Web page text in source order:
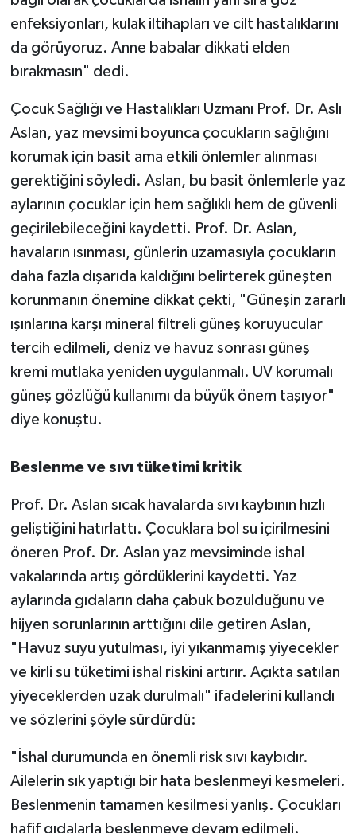
enfeksiyonları, kulak iltihapları ve cilt hastalıklarını
da görüyoruz. Anne babalar dikkati elden
bırakmasın" dedi.
Çocuk Sağlığı ve Hastalıkları Uzmanı Prof. Dr. Aslı
Aslan, yaz mevsimi boyunca çocukların sağlığını
korumak için basit ama etkili önlemler alınması
gerektiğini söyledi. Aslan, bu basit önlemlerle yaz
aylarının çocuklar için hem sağlıklı hem de güvenli
geçirilebileceğini kaydetti. Prof. Dr. Aslan,
havaların ısınması, günlerin uzamasıyla çocukların
daha fazla dışarıda kaldığını belirterek güneşten
korunmanın önemine dikkat çekti, "Güneşin zararlı
ışınlarına karşı mineral filtreli güneş koruyucular
tercih edilmeli, deniz ve havuz sonrası güneş
kremi mutlaka yeniden uygulanmalı. UV korumalı
güneş gözlüğü kullanımı da büyük önem taşıyor"
diye konuştu.
Beslenme ve sıvı tüketimi kritik
Prof. Dr. Aslan sıcak havalarda sıvı kaybının hızlı
geliştiğini hatırlattı. Çocuklara bol su içirilmesini
öneren Prof. Dr. Aslan yaz mevsiminde ishal
vakalarında artış gördüklerini kaydetti. Yaz
aylarında gıdaların daha çabuk bozulduğunu ve
hijyen sorunlarının arttığını dile getiren Aslan,
"Havuz suyu yutulması, iyi yıkanmamış yiyecekler
ve kirli su tüketimi ishal riskini artırır. Açıkta satılan
yiyeceklerden uzak durulmalı" ifadelerini kullandı
ve sözlerini şöyle sürdürdü:
"İshal durumunda en önemli risk sıvı kaybıdır.
Ailelerin sık yaptığı bir hata beslenmeyi kesmeleri.
Beslenmenin tamamen kesilmesi yanlış. Çocukları
hafif gıdalarla beslenmeye devam edilmeli.